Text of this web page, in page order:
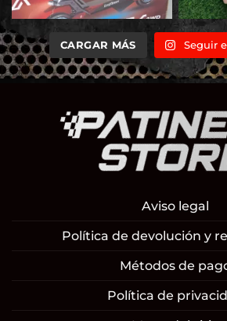
CARGAR MÁS Seguir
Aviso legal
Política de devolución y
Métodos de
Política de